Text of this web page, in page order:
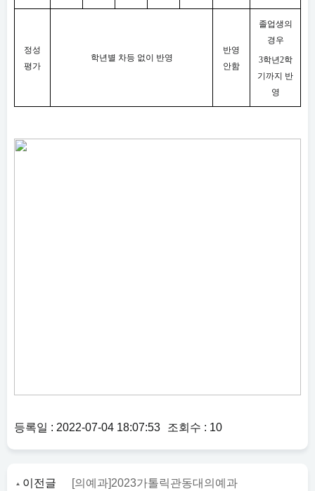
정성
평가
학년별 차등 없이 반영
반영
안함
졸업생의
경우
3학년2학
기까지 반
영
등록일 : 2022-07-04 18:07:53 조회수 : 10
이전글 [의예과]2023가톨릭관동대의예과